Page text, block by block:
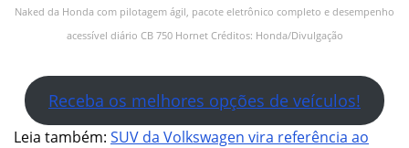
Naked da Honda com pilotagem ágil, pacote eletrônico completo e desempenho
acessível diário CB 750 Hornet Créditos: Honda/Divulgação
Receba os melhores opções de veículos!
Leia também: SUV da Volkswagen vira referência ao